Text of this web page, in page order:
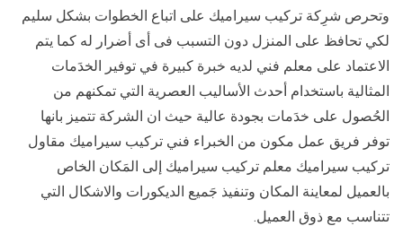
وتحرص شرِكة تركيب سيراميك على اتباع الخطوات بشكل سليم
لكي تحافظ على المنزل دون التسبب فى أى أضرار له كما يتم
الاعتماد على معلم فني لديه خبرة كبيرة في توفير الخدَمات
المثالية باستخدام أحدث الأساليب العصرية التي تمكنهم من
الحُصول على خدَمات بجودة عالية حيث ان الشركة تتميز بانها
توفر فريق عمل مكون من الخبراء فني تركيب سيراميك مقاول
تركيب سيراميك معلم تركيب سيراميك إلى المَكان الخاص
بالعميل لمعاينة المكان وتنفيذ جَميع الديكورات والاشكال التي
تتناسب مع ذوق العميل.